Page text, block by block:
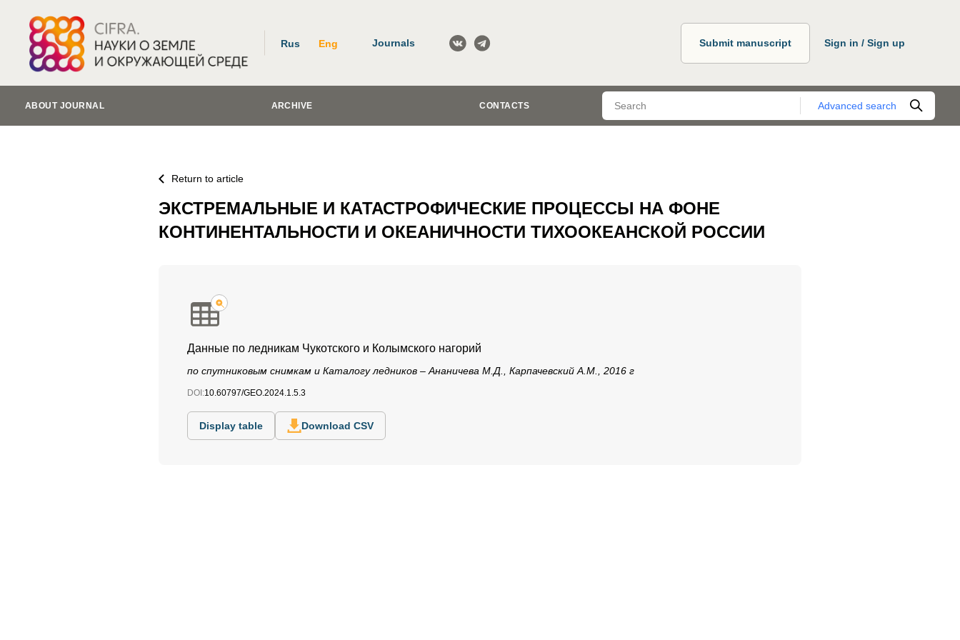
Rus Eng Journals Submit manuscript Sign in / Sign up
ABOUT JOURNAL ARCHIVE CONTACTS Advanced search
Return to article
ЭКСТРЕМАЛЬНЫЕ И КАТАСТРОФИЧЕСКИЕ ПРОЦЕССЫ НА ФОНЕ
КОНТИНЕНТАЛЬНОСТИ И ОКЕАНИЧНОСТИ ТИХООКЕАНСКОЙ РОССИИ
Данные по ледникам Чукотского и Колымского нагорий
по спутниковым снимкам и Каталогу ледников – Ананичева М.Д., Карпачевский А.М., 2016 г
DOI:10.60797/GEO.2024.1.5.3
Display table Download CSV